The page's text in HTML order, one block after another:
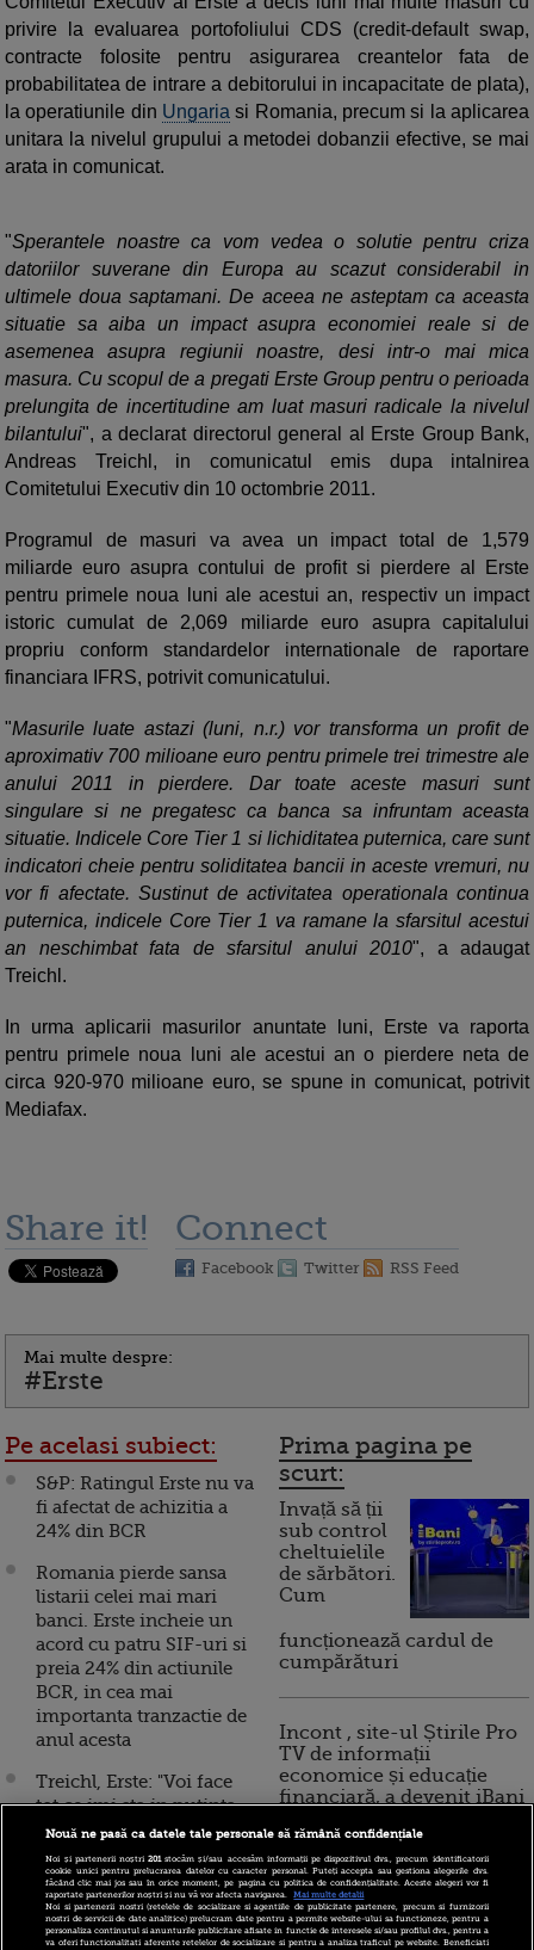
privire la evaluarea portofoliului CDS (credit-default swap,
contracte folosite pentru asigurarea creantelor fata de
probabilitatea de intrare a debitorului in incapacitate de plata),
la operatiunile din Ungaria si Romania, precum si la aplicarea
unitara la nivelul grupului a metodei dobanzii efective, se mai
arata in comunicat.
"Sperantele noastre ca vom vedea o solutie pentru criza
datoriilor suverane din Europa au scazut considerabil in
ultimele doua saptamani. De aceea ne asteptam ca aceasta
situatie sa aiba un impact asupra economiei reale si de
asemenea asupra regiunii noastre, desi intr-o mai mica
masura. Cu scopul de a pregati Erste Group pentru o perioada
prelungita de incertitudine am luat masuri radicale la nivelul
bilantului", a declarat directorul general al Erste Group Bank,
Andreas Treichl, in comunicatul emis dupa intalnirea
Comitetului Executiv din 10 octombrie 2011.
Programul de masuri va avea un impact total de 1,579
miliarde euro asupra contului de profit si pierdere al Erste
pentru primele noua luni ale acestui an, respectiv un impact
istoric cumulat de 2,069 miliarde euro asupra capitalului
propriu conform standardelor internationale de raportare
financiara IFRS, potrivit comunicatului.
"Masurile luate astazi (luni, n.r.) vor transforma un profit de
aproximativ 700 milioane euro pentru primele trei trimestre ale
anului 2011 in pierdere. Dar toate aceste masuri sunt
singulare si ne pregatesc ca banca sa infruntam aceasta
situatie. Indicele Core Tier 1 si lichiditatea puternica, care sunt
indicatori cheie pentru soliditatea bancii in aceste vremuri, nu
vor fi afectate. Sustinut de activitatea operationala continua
puternica, indicele Core Tier 1 va ramane la sfarsitul acestui
an neschimbat fata de sfarsitul anului 2010", a adaugat
Treichl.
In urma aplicarii masurilor anuntate luni, Erste va raporta
pentru primele noua luni ale acestui an o pierdere neta de
circa 920-970 milioane euro, se spune in comunicat, potrivit
Mediafax.
Share it! Connect
Facebook Twitter RSS Feed
Mai multe despre:
#Erste
Pe acelasi subiect:
S&P: Ratingul Erste nu va
fi afectat de achizitia a
24% din BCR
Romania pierde sansa
listarii celei mai mari
banci. Erste incheie un
acord cu patru SIF-uri si
preia 24% din actiunile
BCR, in cea mai
importanta tranzactie de
anul acesta
Treichl, Erste: "Voi face
tot ce imi sta in putinta
pentru a evita listarea
BCR"
Banca Austriei: Erste,
UniCredit, Raiffeisen si
Volksbank sunt foarte
Prima pagina pe
scurt:
Invață să ții
sub control
cheltuielile
de sărbători.
Cum
funcționează cardul de
cumpărături
Incont , site-ul Știrile Pro
TV de informații
economice și educație
financiară, a devenit iBani
10 reguli pentru decizii
financiare inteligente
Nouă ne pasă ca datele tale personale să rămână confidențiale
Noi și partenerii noștri201stocăm și/sau accesăm informații pe dispozitivul dvs., precum identificatorii
cookie unici pentru prelucrarea datelor cu caracter personal. Puteți accepta sau gestiona alegerile dvs.
făcând clic mai jos sau în orice moment, pe pagina cu politica de confidențialitate. Aceste alegeri vor fi
raportate partenerilor noștri și nu vă vor afecta navigarea.
Mai multe detalii
Noi si partenerii nostri (retelele de socializare si agentiile de publicitate partenere, precum si furnizorii
nostri de servicii de date analitice) prelucram date pentru a permite website-ului sa functioneze, pentru a
personaliza continutul si anunturile publicitare afisate in functie de interesele si/sau profilul dvs., pentru a
va oferi functionalitati aferente retelelor de socializare si pentru a analiza traficul pe website. Beneficiati